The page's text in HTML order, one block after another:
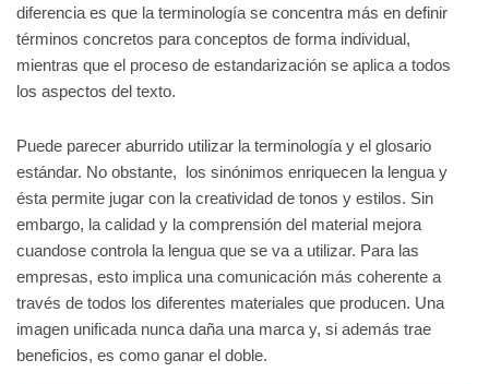
diferencia es que la terminología se concentra más en definir
términos concretos para conceptos de forma individual,
mientras que el proceso de estandarización se aplica a todos
los aspectos del texto.
Puede parecer aburrido utilizar la terminología y el glosario
estándar. No obstante, los sinónimos enriquecen la lengua y
ésta permite jugar con la creatividad de tonos y estilos. Sin
embargo, la calidad y la comprensión del material mejora
cuandose controla la lengua que se va a utilizar. Para las
empresas, esto implica una comunicación más coherente a
través de todos los diferentes materiales que producen. Una
imagen unificada nunca daña una marca y, si además trae
beneficios, es como ganar el doble.